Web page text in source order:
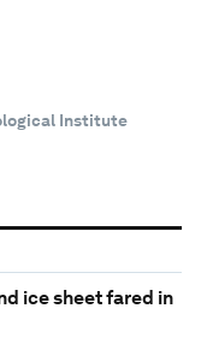
Institute
ice sheet fared in